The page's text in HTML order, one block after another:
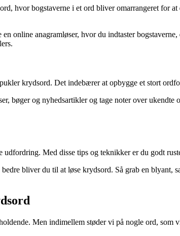
hvor bogstaverne i et ord bliver omarrangeret for
en online anagramløser, hvor du indtaster
krydsord. Det indebærer at opbygge et stort
bøger og nyhedsartikler og tage noter over
Med disse tips og teknikker er du godt
bedre bliver du til at løse krydsord. Så grab en
Men indimellem støder vi på nogle ord,